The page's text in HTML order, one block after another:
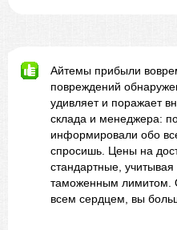
Айтемы прибыли
повреждений
удивляет и поражает
склада и менеджера:
информировали обо
спросишь. Цены на
стандартные,
таможенным лимитом.
всем сердцем, вы